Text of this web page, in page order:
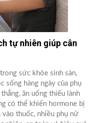
tự nhiên giúp cân
sức khỏe sinh sản,
sống hàng ngày của phụ
ăn uống thiếu lành
có thể khiến hormone bị
thuốc, nhiều phụ nữ